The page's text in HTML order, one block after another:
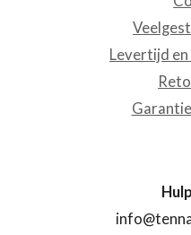
Levertijd